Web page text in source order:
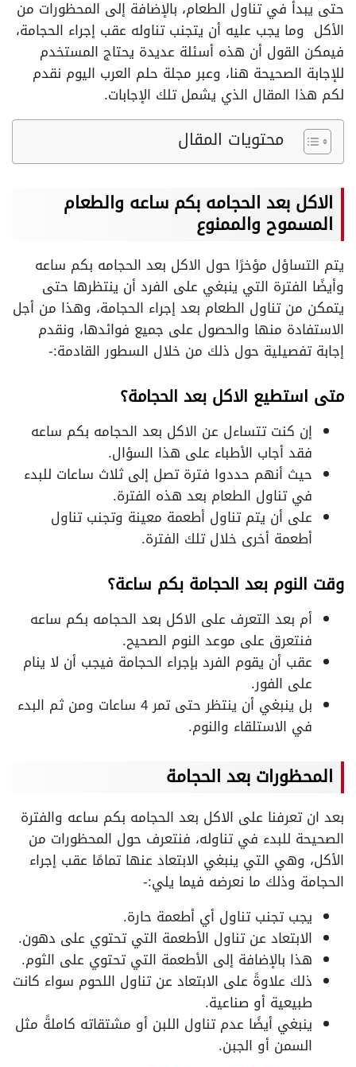
حتى يبدأ في تناول الطعام، بالإضافة إلى المحظورات من
الأكل وما يجب عليه أن يتجنب تناوله عقب إجراء الحجامة،
فيمكن القول أن هذه أسئلة عديدة يحتاج المستخدم
للإجابة الصحيحة هنا، وعبر مجلة حلم العرب اليوم نقدم
لكم هذا المقال الذي يشمل تلك الإجابات.
محتويات المقال
الاكل بعد الحجامه بكم ساعه والطعام
المسموح والممنوع
يتم التساؤل مؤخرًا حول الاكل بعد الحجامه بكم ساعه
وأيضًا الفترة التي ينبغي على الفرد أن ينتظرها حتى
يتمكن من تناول الطعام بعد إجراء الحجامة، وهذا من أجل
الاستفادة منها والحصول على جميع فوائدها، ونقدم
إجابة تفصيلية حول ذلك من خلال السطور القادمة:-
متى استطيع الاكل بعد الحجامة؟
إن كنت تتساءل عن الاكل بعد الحجامه بكم ساعه
فقد أجاب الأطباء على هذا السؤال.
حيث أنهم حددوا فترة تصل إلى ثلاث ساعات للبدء
في تناول الطعام بعد هذه الفترة.
على أن يتم تناول أطعمة معينة وتجنب تناول
أطعمة أخرى خلال تلك الفترة.
وقت النوم بعد الحجامة بكم ساعة؟
أم بعد التعرف على الاكل بعد الحجامه بكم ساعه
فنتعرق على موعد النوم الصحيح.
عقب أن يقوم الفرد بإجراء الحجامة فيجب أن لا ينام
على الفور.
بل ينبغي أن ينتظر حتى تمر 4 ساعات ومن ثم البدء
في الاستلقاء والنوم.
المحظورات بعد الحجامة
بعد ان تعرفنا على الاكل بعد الحجامه بكم ساعه والفترة
الصحيحة للبدء في تناوله، فنتعرف حول المحظورات من
الأكل، وهي التي ينبغي الابتعاد عنها تمامًا عقب إجراء
الحجامة وذلك ما نعرضه فيما يلي:-
يجب تجنب تناول أي أطعمة حارة.
الابتعاد عن تناول الأطعمة التي تحتوي على دهون.
هذا بالإضافة إلى الأطعمة التي تحتوي على الثوم.
ذلك علاوةً على الابتعاد عن تناول اللحوم سواء كانت
طبيعية أو صناعية.
ينبغي أيضًا عدم تناول اللبن أو مشتقاته كاملةً مثل
السمن أو الجبن.